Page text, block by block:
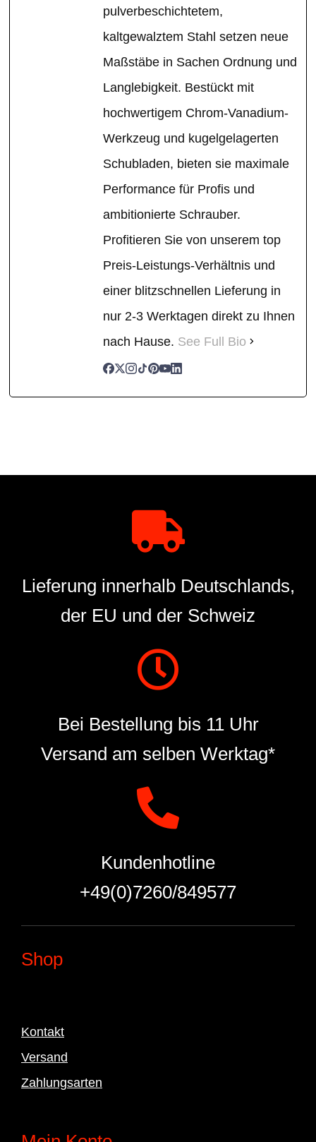
pulverbeschichtetem,
kaltgewalztem Stahl setzen neue
Maßstäbe in Sachen Ordnung und
Langlebigkeit. Bestückt mit
hochwertigem Chrom-Vanadium-
Werkzeug und kugelgelagerten
Schubladen, bieten sie maximale
Performance für Profis und
ambitionierte Schrauber.
Profitieren Sie von unserem top
Preis-Leistungs-Verhältnis und
einer blitzschnellen Lieferung in
nur 2-3 Werktagen direkt zu Ihnen
nach Hause. See Full Bio
Lieferung innerhalb Deutschlands,
der EU und der Schweiz
Bei Bestellung bis 11 Uhr
Versand am selben Werktag*
Kundenhotline
+49(0)7260/849577
Shop
Kontakt
Versand
Zahlungsarten